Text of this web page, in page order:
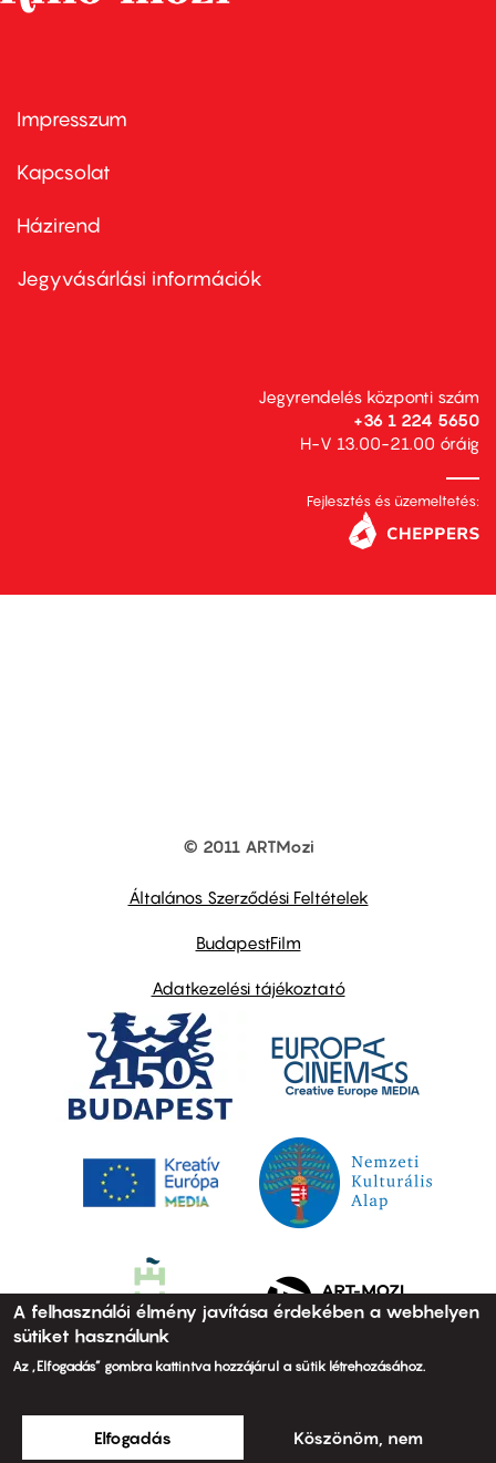
Footer
first
Impresszum
Kapcsolat
Footer
second
Házirend
Jegyvásárlási információk
Jegyrendelés központi szám
+36 1 224 5650
H-V 13.00-21.00 óráig
Fejlesztés és üzemeltetés:
© 2011 ARTMozi
Általános Szerződési Feltételek
BudapestFilm
Adatkezelési tájékoztató
A felhasználói élmény javítása érdekében a webhelyen
sütiket használunk
Az „Elfogadás” gombra kattintva hozzájárul a sütik létrehozásához.
Elfogadás Köszönöm, nem